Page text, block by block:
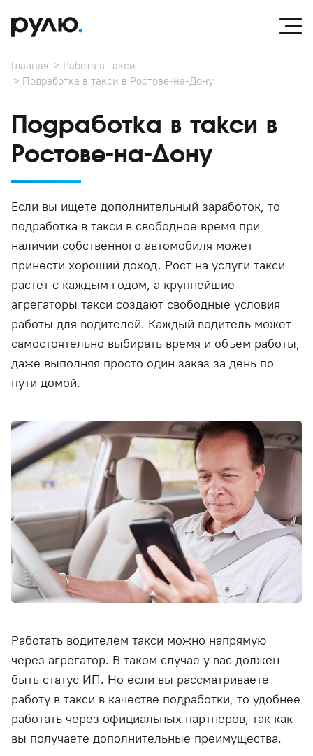
Главная
Работа в такси
Подработка в такси в Ростове-на-Дону
Подработка в такси в
Ростове-на-Дону
Если вы ищете дополнительный заработок, то
подработка в такси в свободное время при
наличии собственного автомобиля может
принести хороший доход. Рост на услуги такси
растет с каждым годом, а крупнейшие
агрегаторы такси создают свободные условия
работы для водителей. Каждый водитель может
самостоятельно выбирать время и объем работы,
даже выполняя просто один заказ за день по
пути домой.
Работать водителем такси можно напрямую
через агрегатор. В таком случае у вас должен
быть статус ИП. Но если вы рассматриваете
работу в такси в качестве подработки, то удобнее
работать через официальных партнеров, так как
вы получаете дополнительные преимущества.